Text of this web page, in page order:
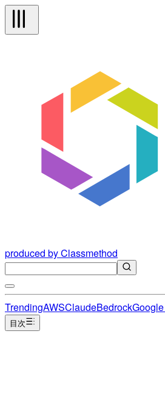
produced by Classmethod
TrendingAWSClaudeBedrock
目次